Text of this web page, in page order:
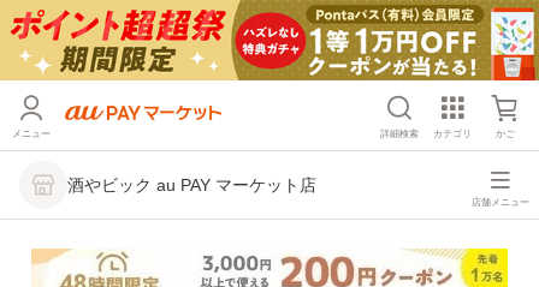
メニュー 詳細検索 カテゴリ かご
酒やビック au PAY マーケット店
店舗メニュー